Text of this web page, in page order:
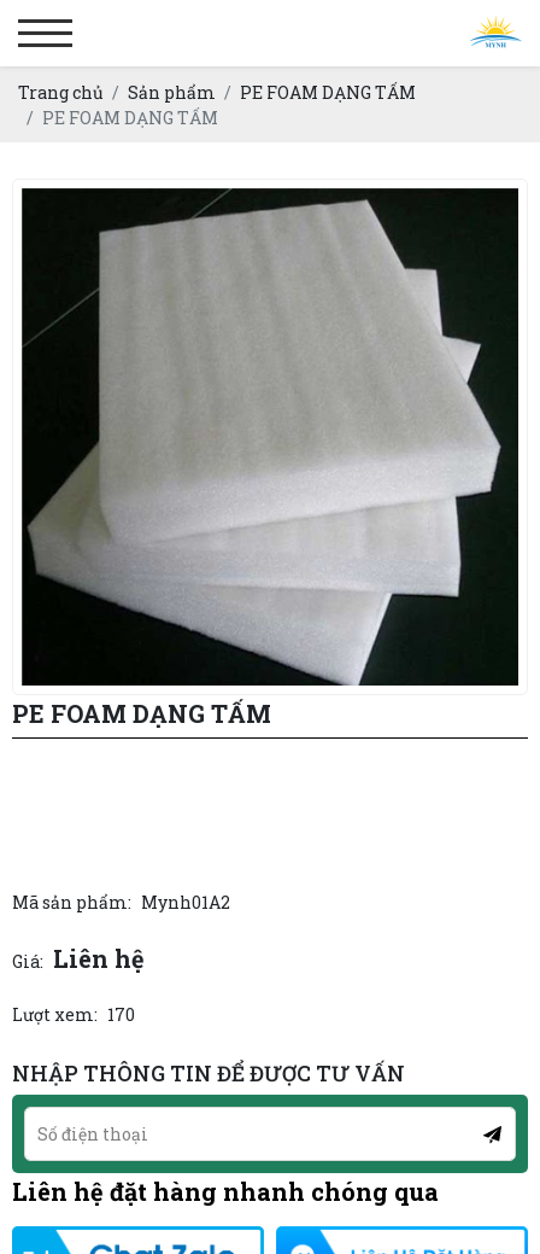
Trang chủ Sản phẩm
PE FOAM DẠNG TẤM
PE FOAM DẠNG TẤM
PE FOAM DẠNG TẤM
Mã sản phẩm: Mynh01A2
Giá: Liên hệ
Lượt xem: 170
NHẬP THÔNG TIN ĐỂ ĐƯỢC TƯ VẤN
Liên hệ đặt hàng nhanh chóng qua